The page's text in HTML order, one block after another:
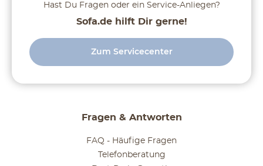
Fragen & Antworten
FAQ - Häufige Fragen
Telefonberatung
Hast Du Fragen oder ein Service-Anliegen?
Sofa.de hilft Dir gerne!
Zum Servicecenter